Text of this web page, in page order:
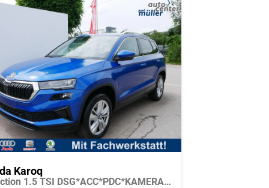
Karoq
Selection 1.5 TSI DSG*ACC*PDC*KAMERA*TEMPOMAT*LED*SMARTLINK*KLIMA*RADIO*17-ZOLL